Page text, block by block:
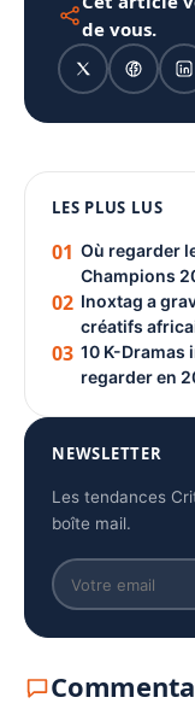
de vous.
PUBLICITÉ
LES PLUS LUS
01 Où regarder
Champions
02 Inoxtag a
créatifs
03 10 K-Dramas
regarder en
NEWSLETTER
Les tendances
boîte mail.